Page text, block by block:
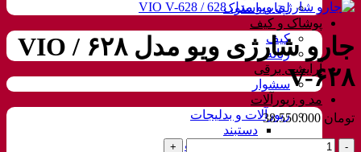
لپتاب استوک
پوشاک و کیف
کیف
زنانه
آرایشی برقی
سشوار
مد و زیورآلات
زیورآلات و بدلیجات
دستبند
گردنبند و ست
جارو شارژی ویو مدل ۶۲۸ / VIO
V-۶۲۸
تومان38.550.000
جارو